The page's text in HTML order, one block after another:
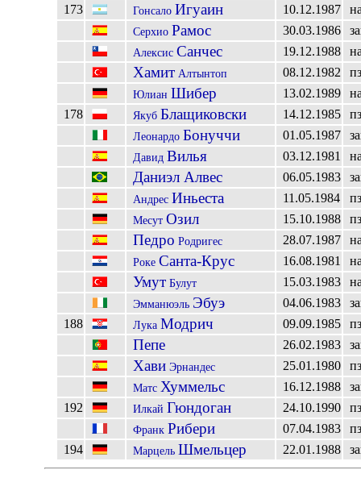
173
Гонсало Игуаин 10.12.1987
Серхио Рамос 30.03.1986
Алексис Санчес 19.12.1988
ХамитАлтынтоп 08.12.1982 пз
Юлиан Шибер 13.02.1989
178
Якуб Блащиковски 14.12.1985 пз
Леонардо Бонуччи 01.05.1987
Давид Вилья 03.12.1981
Даниэл Алвес 06.05.1983
Андрес Иньеста 11.05.1984 пз
Месут Озил 15.10.1988 пз
Педро Родригес 28.07.1987
Роке Санта-Крус 16.08.1981
УмутБулут 15.03.1983
Эмманюэль Эбуэ 04.06.1983
188
Лука Модрич 09.09.1985 пз
Пепе 26.02.1983
ХавиЭрнандес 25.01.1980 пз
Матс Хуммельс 16.12.1988
192
Илкай Гюндоган 24.10.1990 пз
Франк Рибери 07.04.1983
пз
194
Марцель Шмельцер 22.01.1988